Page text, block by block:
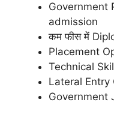
Government
admission
कम फीस में
Placement
Technical
Lateral Entry
Government